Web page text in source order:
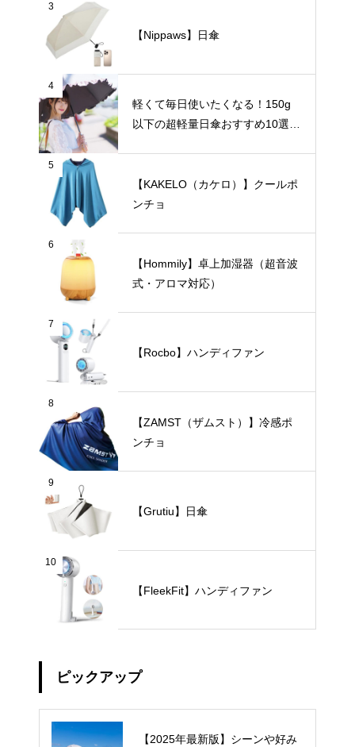
3
【Nippaws】日傘
4
軽くて毎日使いたくなる！150g
以下の超軽量日傘おすすめ10選
5
【KAKELO（カケロ）】クールポ
ンチョ
6
【Hommily】卓上加湿器（超音波
式・アロマ対応）
7
【Rocbo】ハンディファン
8
【ZAMST（ザムスト）】冷感ポ
ンチョ
9
【Grutiu】日傘
10
【FleekFit】ハンディファン
ピックアップ
【2025年最新版】シーンや好み